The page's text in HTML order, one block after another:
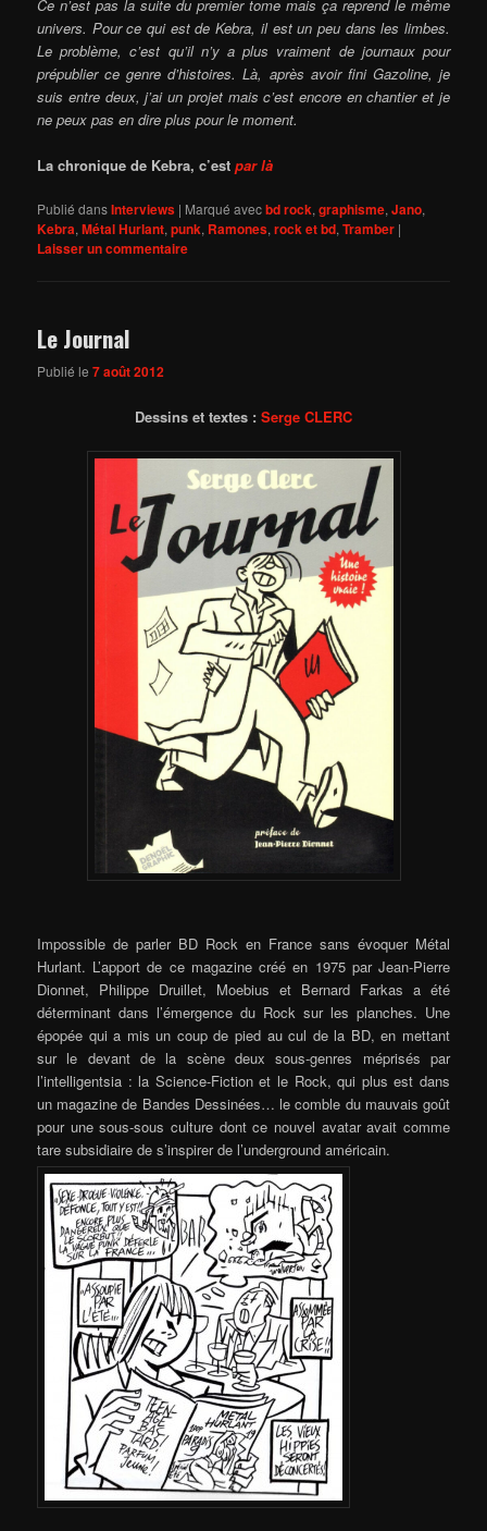
Ce n’est pas la suite du premier tome mais ça reprend le même
univers. Pour ce qui est de Kebra, il est un peu dans les limbes.
Le problème, c’est qu’il n’y a plus vraiment de journaux pour
prépublier ce genre d’histoires. Là, après avoir fini Gazoline, je
suis entre deux, j’ai un projet mais c’est encore en chantier et je
ne peux pas en dire plus pour le moment.
La chronique de Kebra, c’estpar là
Publié dansInterviews | Marqué avecbd rock,graphisme,Jano,
Kebra,Métal Hurlant,punk, Ramones,rock et bd,Tramber |
Laisser un commentaire
Le Journal
Publié le7 août 2012
Dessins et textes : Serge CLERC
Impossible de parler BD Rock en France sans évoquer Métal
Hurlant. L’apport de ce magazine créé en 1975 par Jean-Pierre
Dionnet, Philippe Druillet, Moebius et Bernard Farkas a été
déterminant dans l’émergence du Rock sur les planches. Une
épopée qui a mis un coup de pied au cul de la BD, en mettant
sur le devant de la scène deux sous-genres méprisés par
l’intelligentsia : la Science-Fiction et le Rock, qui plus est dans
un magazine de Bandes Dessinées… le comble du mauvais goût
pour une sous-sous culture dont ce nouvel avatar avait comme
tare subsidiaire de s’inspirer de l’underground américain.